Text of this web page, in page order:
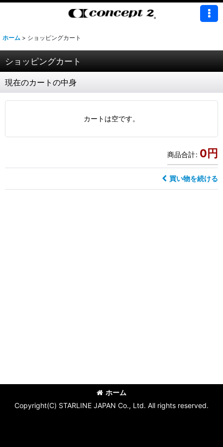
ホーム > ショッピングカート
ショッピングカート
現在のカートの中身
カートは空です。
商品合計: 0円
買い物を続ける
ホーム
Copyright(C) STARLINE JAPAN Co., Ltd. All rights reserved.